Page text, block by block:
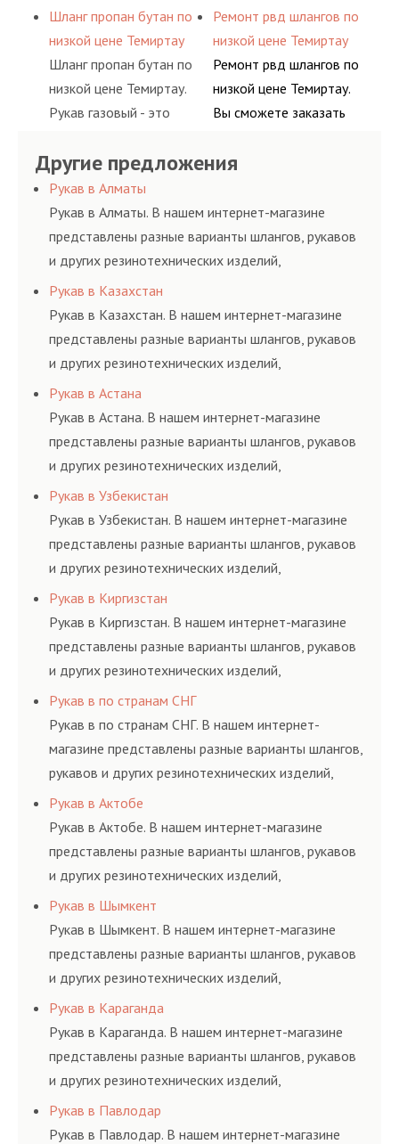
ацетилен) между
определенными
элементами системы.
линия для подачи
сжатого воздуха и
различных типов
сжиженного газа
(кислород, аргон, метан,
определенными
Шланг пропан бутан по
низкой цене Темиртау
Шланг пропан бутан по
низкой цене Темиртау.
Рукав газовый - это
сжатого воздуха и
различных типов
сжиженного газа
(кислород, аргон, метан,
пропан, бутан,
гидросистем Вашего
предприятия.
сервис РВД на разовой
основе либо на
условиях
долговременного
комплексного
Ремонт рвд шлангов по
низкой цене Темиртау
Ремонт рвд шлангов по
низкой цене Темиртау.
Вы сможете заказать
основе либо на
долговременного
комплексного
обслуживания
Другие предложения
Рукав в Алматы
Рукав в Алматы. В нашем интернет-магазине
представлены разные варианты шлангов, рукавов
и других резинотехнических изделий,
соответствующих ГОСТам, техническим условиям
и нормативам.
Рукав в Казахстан
Рукав в Казахстан. В нашем интернет-магазине
представлены разные варианты шлангов, рукавов
и других резинотехнических изделий,
соответствующих ГОСТам, техническим условиям
и нормативам.
Рукав в Астана
Рукав в Астана. В нашем интернет-магазине
представлены разные варианты шлангов, рукавов
и других резинотехнических изделий,
соответствующих ГОСТам, техническим условиям
и нормативам.
Рукав в Узбекистан
Рукав в Узбекистан. В нашем интернет-магазине
представлены разные варианты шлангов, рукавов
и других резинотехнических изделий,
соответствующих ГОСТам, техническим условиям
и нормативам.
Рукав в Киргизстан
Рукав в Киргизстан. В нашем интернет-магазине
представлены разные варианты шлангов, рукавов
и других резинотехнических изделий,
соответствующих ГОСТам, техническим условиям
и нормативам.
Рукав в по странам СНГ
Рукав в по странам СНГ. В нашем интернет-
магазине представлены разные варианты шлангов,
рукавов и других резинотехнических изделий,
соответствующих ГОСТам, техническим условиям
и нормативам.
Рукав в Актобе
Рукав в Актобе. В нашем интернет-магазине
представлены разные варианты шлангов, рукавов
и других резинотехнических изделий,
соответствующих ГОСТам, техническим условиям
и нормативам.
Рукав в Шымкент
Рукав в Шымкент. В нашем интернет-магазине
представлены разные варианты шлангов, рукавов
и других резинотехнических изделий,
соответствующих ГОСТам, техническим условиям
и нормативам.
Рукав в Караганда
Рукав в Караганда. В нашем интернет-магазине
представлены разные варианты шлангов, рукавов
и других резинотехнических изделий,
соответствующих ГОСТам, техническим условиям
и нормативам.
Рукав в Павлодар
Рукав в Павлодар. В нашем интернет-магазине